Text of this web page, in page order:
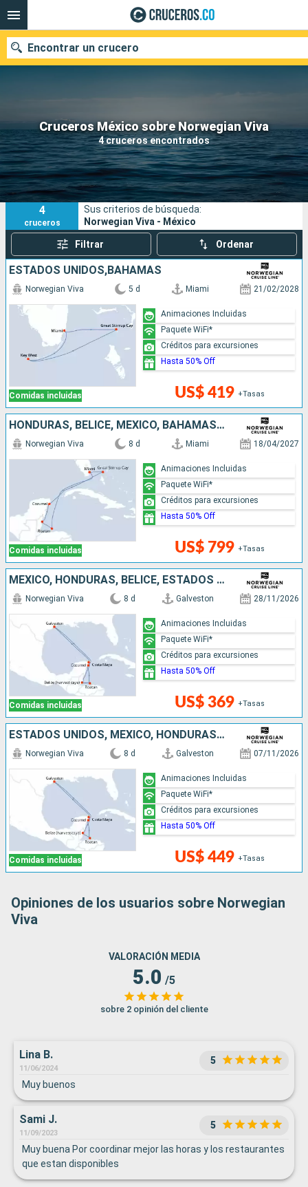
Cruceros México sobre Norwegian Viva
4 cruceros encontrados
Encontrar un crucero
Fecha de salida
Buscar
4
cruceros
Sus criterios de búsqueda:
Norwegian Viva - México
Filtrar Ordenar
ESTADOS UNIDOS,BAHAMAS
Comidas incluidas
Norwegian Viva 5 d Miami 21/02/2028
US$ 419 +Tasas
Animaciones Incluidas
Paquete WiFi*
Créditos para excursiones
Hasta 50% Off
HONDURAS, BELICE, MÉXICO, BAHAMAS, ESTADOS UNIDOS
Comidas incluidas
Norwegian Viva 8 d Miami 18/04/2027
US$ 799 +Tasas
Animaciones Incluidas
Paquete WiFi*
Créditos para excursiones
Hasta 50% Off
MÉXICO, HONDURAS, BELICE, ESTADOS UNIDOS
Comidas incluidas
Norwegian Viva 8 d Galveston 28/11/2026
US$ 369 +Tasas
Animaciones Incluidas
Paquete WiFi*
Créditos para excursiones
Hasta 50% Off
ESTADOS UNIDOS, MÉXICO, HONDURAS, BELICE
Comidas incluidas
Norwegian Viva 8 d Galveston 07/11/2026
US$ 449 +Tasas
Animaciones Incluidas
Paquete WiFi*
Créditos para excursiones
Hasta 50% Off
Opiniones de los usuarios sobre Norwegian
Viva
VALORACIÓN MEDIA
5.0 /5
sobre 2 opinión del cliente
Lina B.
11/06/2024
5
Muy buenos
Sami J.
11/09/2023
5
Muy buena Por coordinar mejor las horas y los restaurantes
que estan disponibles